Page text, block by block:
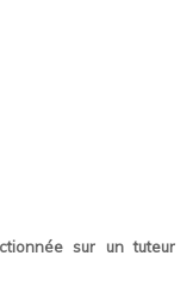
sur un tuteur